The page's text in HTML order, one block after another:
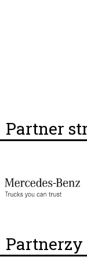
Partner
Partnerzy